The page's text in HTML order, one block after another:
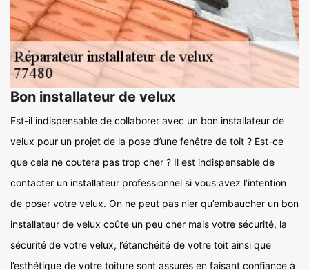
Bon installateur de velux
Est-il indispensable de collaborer avec un bon installateur de
velux pour un projet de la pose d’une fenêtre de toit ? Est-ce
que cela ne coutera pas trop cher ? Il est indispensable de
contacter un installateur professionnel si vous avez l’intention
de poser votre velux. On ne peut pas nier qu’embaucher un bon
installateur de velux coûte un peu cher mais votre sécurité, la
sécurité de votre velux, l’étanchéité de votre toit ainsi que
l’esthétique de votre toiture sont assurés en faisant confiance à